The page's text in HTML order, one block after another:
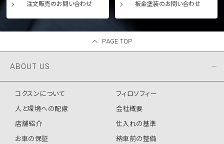
注文販売のお問い合わせ 板金塗装のお問い合わせ
PAGE TOP
ABOUT US
コクスンについて
フィロソフィー
人と環境への配慮
会社概要
店舗紹介
仕入れの基準
お車の保証
納車前の整備